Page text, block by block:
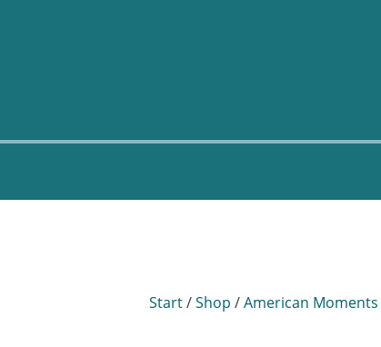
Start/Shop /American Moments